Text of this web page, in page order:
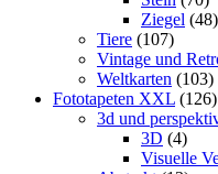
Ziegel (48)
Tiere (107)
Vintage und
Weltkarten (103)
Fototapeten XXL (126)
3d und
3D (4)
Visuelle